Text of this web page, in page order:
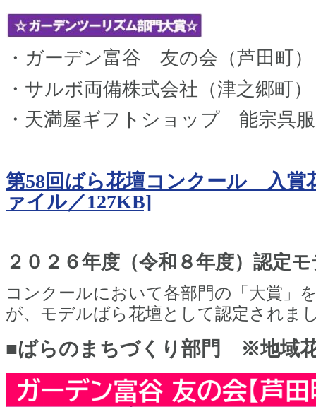
・ガーデン富谷 友の会（芦田町）
・サルボ両備株式会社（津之郷町）
・天満屋ギフトショップ 能宗呉
第58回ばら花壇コンクール 入賞
ァイル／127KB]
２０２６年度（令和８年度）認定
コンクールにおいて各部門の「大賞」
が、モデルばら花壇として認定されま
■ばらのまちづくり部門 ※地域